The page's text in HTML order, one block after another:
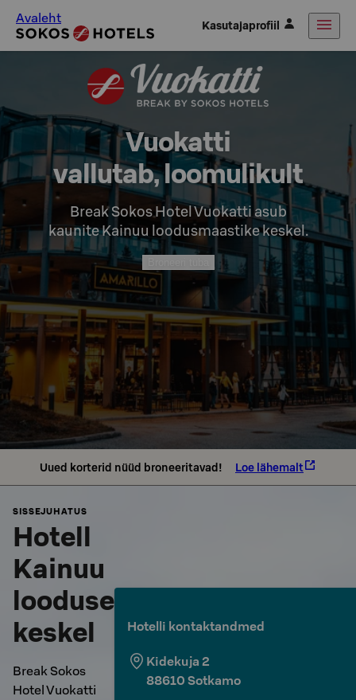
Avaleht Kasutajaprofiil
Vuokatti
vallutab, loomulikult
Break Sokos Hotel Vuokatti asub
kaunite Kainuu loodusmaastike keskel.
Uued korterid nüüd broneeritavad! Loe lähemalt
SISSEJUHATUS
Hotell
Kainuu
looduse
keskel
Break Sokos
Hotel Vuokatti
Hotelli kontaktandmed
Kidekuja 2
88610 Sotkamo